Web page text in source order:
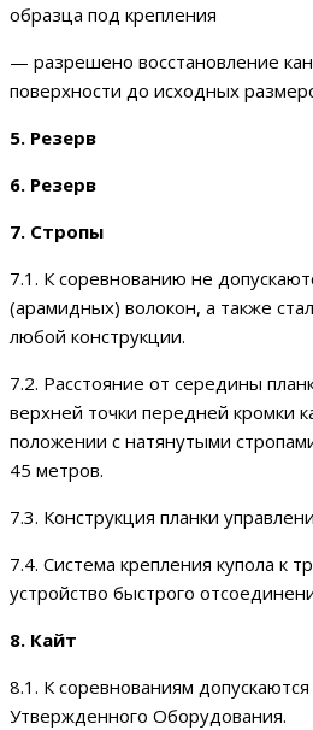
образца под крепления
— разрешено восстановление
поверхности до исходных
5. Резерв
6. Резерв
7. Стропы
7.1. К соревнованию не
(арамидных) волокон, а также
любой конструкции.
7.2. Расстояние от середины
верхней точки передней кромки
положении с натянутыми
45 метров.
7.3. Конструкция планки
7.4. Система крепления купола к
устройство быстрого
8. Кайт
8.1. К соревнованиям
Утвержденного Оборудования.